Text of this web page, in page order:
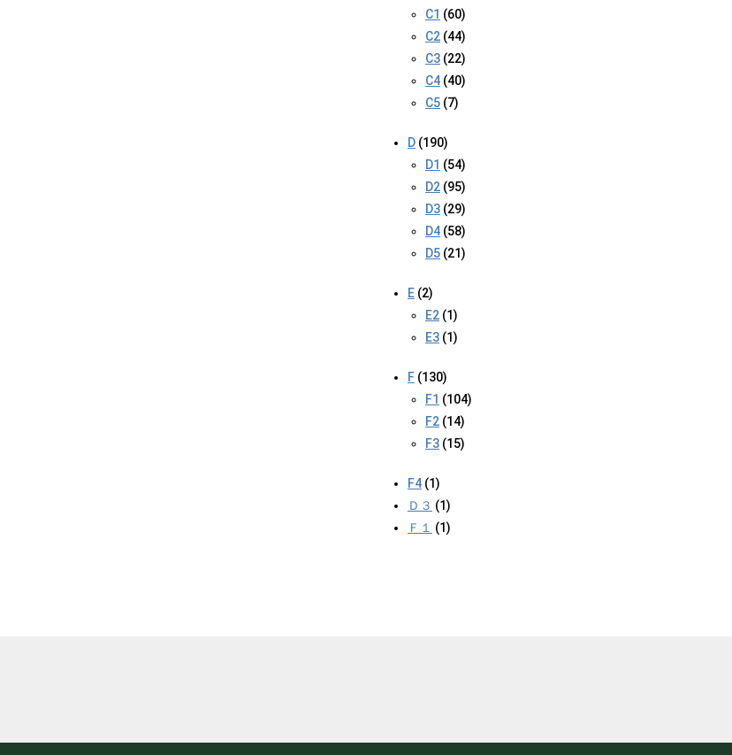
C1 (60)
C2 (44)
C3 (22)
C4 (40)
C5 (7)
D (190)
D1 (54)
D2 (95)
D3 (29)
D4 (58)
D5 (21)
E (2)
E2 (1)
E3 (1)
F (130)
F1 (104)
F2 (14)
F3 (15)
F4 (1)
Ｄ３ (1)
Ｆ１
(1)